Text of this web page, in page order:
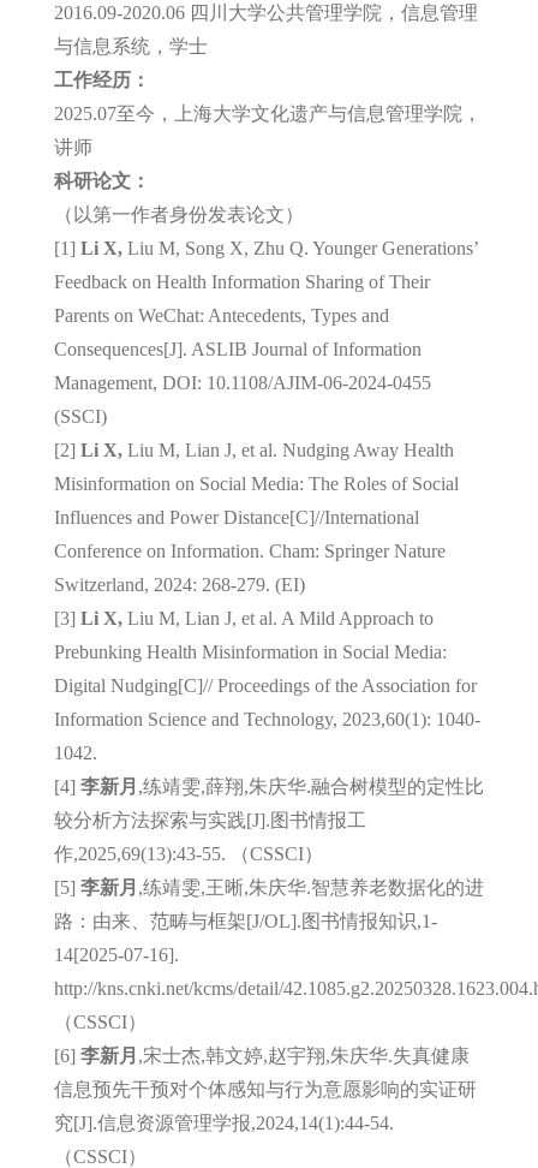
2016.09-2020.06 四川大学公共管理学院，信息管理
与信息系统，学士
工作经历：
2025.07至今，上海大学文化遗产与信息管理学院，
讲师
科研论文：
（以第一作者身份发表论文）
[1] Li X, Liu M, Song X, Zhu Q. Younger Generations’
Feedback on Health Information Sharing of Their
Parents on WeChat: Antecedents, Types and
Consequences[J]. ASLIB Journal of Information
Management, DOI: 10.1108/AJIM-06-2024-0455
(SSCI)
[2] Li X, Liu M, Lian J, et al. Nudging Away Health
Misinformation on Social Media: The Roles of Social
Influences and Power Distance[C]//International
Conference on Information. Cham: Springer Nature
Switzerland, 2024: 268-279. (EI)
[3] Li X,Liu M, Lian J, et al. A Mild Approach to
Prebunking Health Misinformation in Social Media:
Digital Nudging[C]// Proceedings of the Association for
Information Science and Technology, 2023,60(1): 1040-
1042.
[4] 李新月 ,练靖雯,薛翔,朱庆华.融合树模型的定性比
较分析方法探索与实践[J].图书情报工
作,2025,69(13):43-55. （CSSCI）
[5] 李新月 ,练靖雯,王晰,朱庆华.智慧养老数据化的进
路：由来、范畴与框架[J/OL].图书情报知识,1-
14[2025-07-16].
http://kns.cnki.net/kcms/detail/
（CSSCI）
[6] 李新月 ,宋士杰,韩文婷,赵宇翔,朱庆华.失真健康
信息预先干预对个体感知与行为意愿影响的实证研
究[J].信息资源管理学报,2024,14(1):44-54.
（CSSCI）